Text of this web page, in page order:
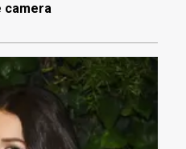
camera